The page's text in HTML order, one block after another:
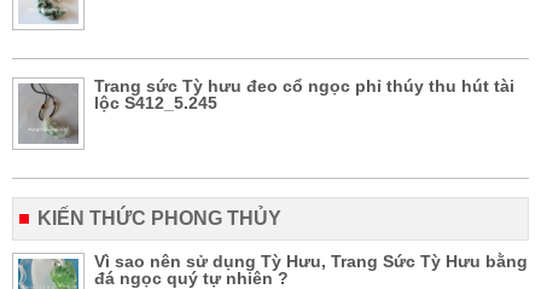
Trang sức Tỳ hưu đeo cổ ngọc phỉ thúy thu hút tài
lộc S412_5.245
KIẾN THỨC PHONG THỦY
Vì sao nên sử dụng Tỳ Hưu, Trang Sức Tỳ Hưu bằng
đá ngọc quý tự nhiên ?